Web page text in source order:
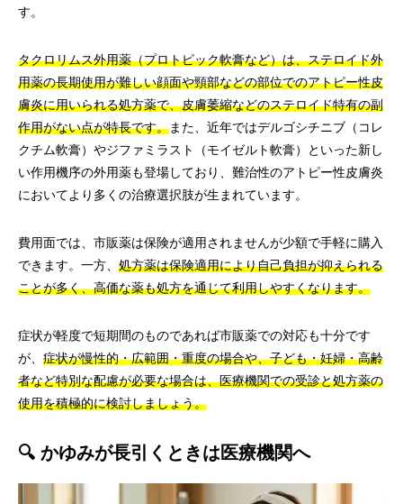
す。
タクロリムス外用薬（プロトピック軟膏など）は、ステロイド外
用薬の長期使用が難しい顔面や頸部などの部位でのアトピー性皮
膚炎に用いられる処方薬で、皮膚萎縮などのステロイド特有の副
作用がない点が特長です。また、近年ではデルゴシチニブ（コレ
クチム軟膏）やジファミラスト（モイゼルト軟膏）といった新し
い作用機序の外用薬も登場しており、難治性のアトピー性皮膚炎
においてより多くの治療選択肢が生まれています。
費用面では、市販薬は保険が適用されませんが少額で手軽に購入
できます。一方、 処方薬は保険適用により自己負担が抑えられる
ことが多く、高価な薬も処方を通じて利用しやすくなります。
症状が軽度で短期間のものであれば市販薬での対応も十分です
が、 症状が慢性的・広範囲・重度の場合や、子ども・妊婦・高齢
者など特別な配慮が必要な場合は、医療機関での受診と処方薬の
使用を積極的に検討しましょう。
🔍 かゆみが長引くときは医療機関へ